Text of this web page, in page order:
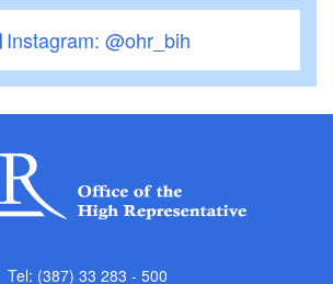
Instagram: @ohr_bih
Tel: (387) 33 283 - 500